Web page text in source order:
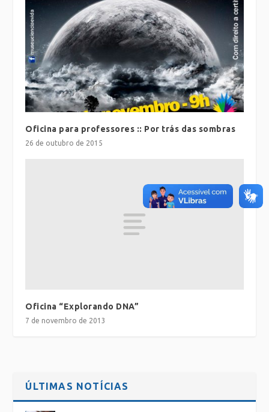
Oficina para professores :: Por trás das sombras
26 de outubro de 2015
Oficina “Explorando DNA”
7 de novembro de 2013
ÚLTIMAS NOTÍCIAS